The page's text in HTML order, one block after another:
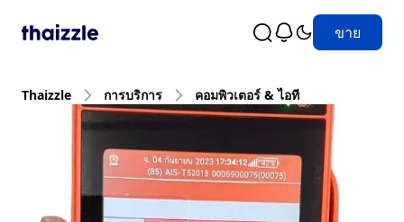
ขาย
Thaizzle การบริการ คอมพิวเตอร์ & ไอที